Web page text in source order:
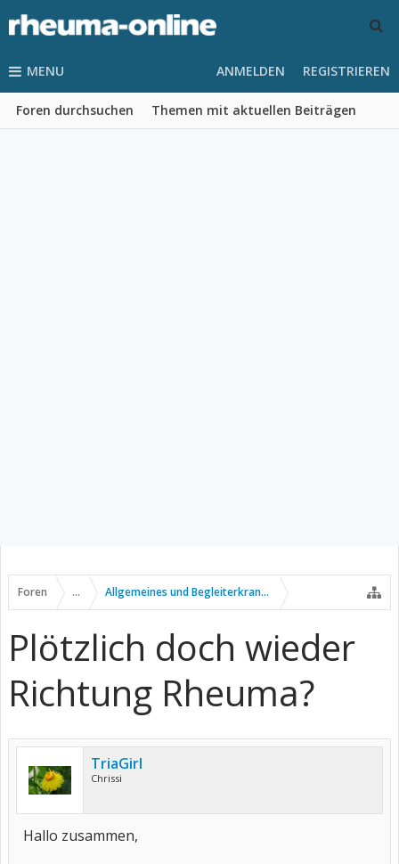
MENU
Foren durchsuchen Themen mit aktuellen Beiträgen
ANMELDEN REGISTRIEREN
Foren ... Allgemeines und Begleiterkrankungen
Plötzlich doch wieder
Richtung Rheuma?
TriaGirl
Chrissi
Hallo zusammen,